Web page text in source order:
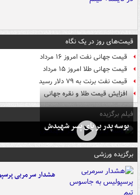
قیمت‌های روز در یک نگاه
قیمت جهانی نفت امروز ۱۶ مرداد
قیمت جهانی طلا امروز ۱۵ مرداد
قیمت نفت برنت به ۷۹ دلار رسید
افزایش قیمت طلا و نقره جهانی
فیلم برگزیده
بوسه‌ پدر بر پای پسر شهیدش
برگزیده ورزشی
هشدار سرمربی